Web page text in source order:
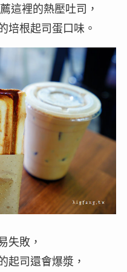
這裡的熱壓吐司，
培根起司蛋口味。
失敗，
起司還會爆漿，